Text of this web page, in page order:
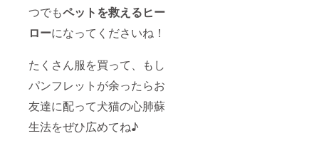
つでもペットを救えるヒー
ローになってくださいね！
たくさん服を買って、もし
パンフレットが余ったらお
友達に配って犬猫の心肺蘇
生法をぜひ広めてね♪